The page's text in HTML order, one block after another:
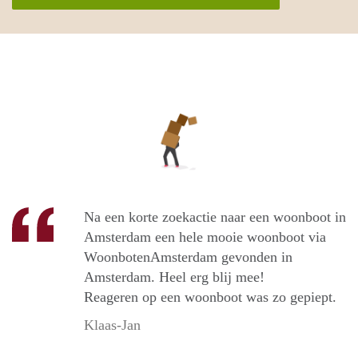
Na een korte zoekactie naar een woonboot in
Amsterdam een hele mooie woonboot via
WoonbotenAmsterdam gevonden in
Amsterdam. Heel erg blij mee!
Reageren op een woonboot was zo gepiept.
Klaas-Jan